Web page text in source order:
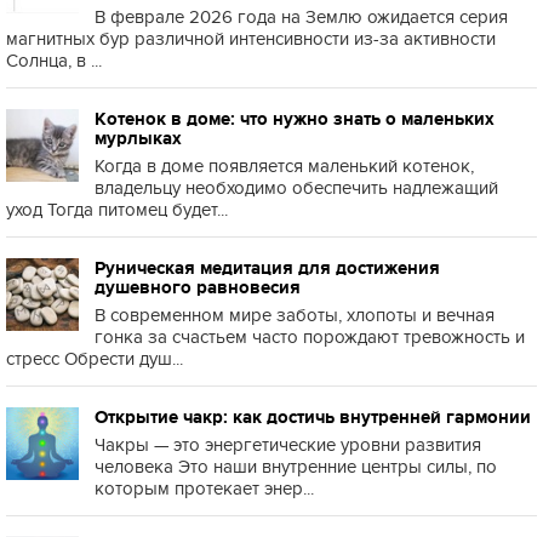
В феврале 2026 года на Землю ожидается серия
магнитных бур различной интенсивности из-за активности
Солнца, в ...
Котенок в доме: что нужно знать о маленьких
мурлыках
Когда в доме появляется маленький котенок,
владельцу необходимо обеспечить надлежащий
уход Тогда питомец будет...
Руническая медитация для достижения
душевного равновесия
В современном мире заботы, хлопоты и вечная
гонка за счастьем часто порождают тревожность и
стресс Обрести душ...
Открытие чакр: как достичь внутренней гармонии
Чакры — это энергетические уровни развития
человека Это наши внутренние центры силы, по
которым протекает энер...